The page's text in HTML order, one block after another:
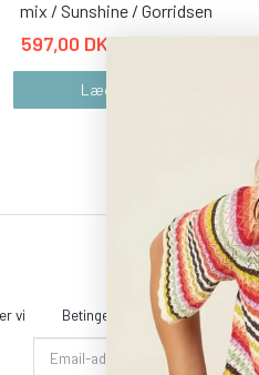
mix / Sunshine / Gorridsen
597,00 DKK
Læg i kurv
vi Betingelser & Vilkår
adresse